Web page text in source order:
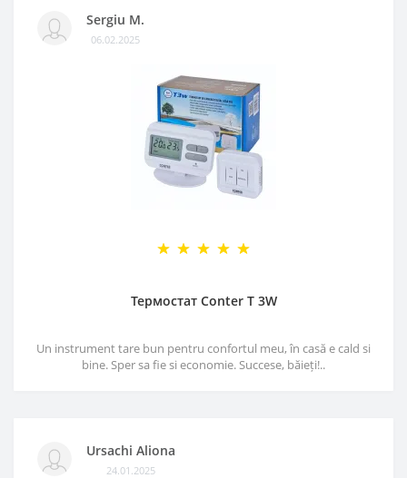
Sergiu M.
06.02.2025
Термостат Conter T 3W
Un instrument tare bun pentru confortul meu, în casă e cald si
bine. Sper sa fie si economie. Succese, băieți!..
Ursachi Aliona
24.01.2025